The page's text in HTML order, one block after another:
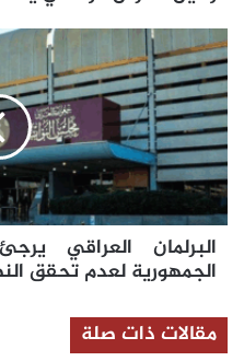
البرلمان
العراقي
يرجئ
جلسة
انتخاب
رئيس
الجمهورية
لعدم
تحقق
النصاب
البرلمان العراقي
الجمهورية لعدم تحقق
مقالات ذات صلة